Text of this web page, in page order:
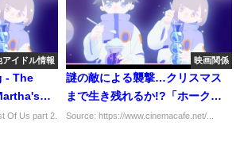
アイドル情報
- The
Of Us part 2.
映画関係
謎の敵による襲撃…クリスマス
まで生き残れるか!?「ホークア
イ」新映像解禁
Source: https://www.cinemacafe.net/...